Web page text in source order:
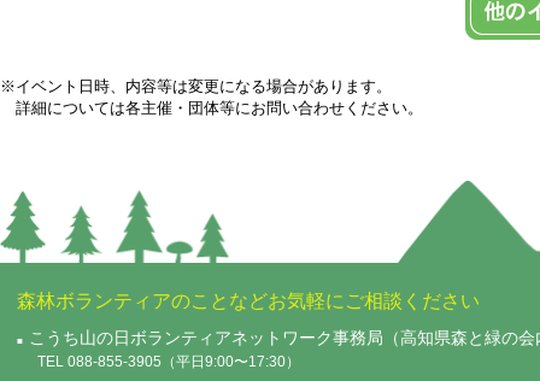
※イベント日時、内容等は変更になる場合があります。
詳細については各主催・団体等にお問い合わせください。
森林ボランティアのことなどお気軽にご相談ください
こうち山の日ボランティアネットワーク事務局（高知県森と緑の会
TEL 088-855-3905（平日9:00〜17:30）